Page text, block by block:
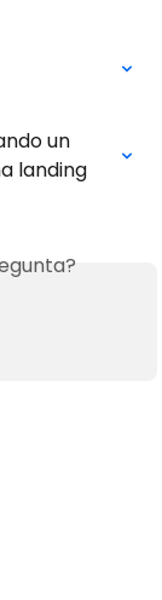
un
landing